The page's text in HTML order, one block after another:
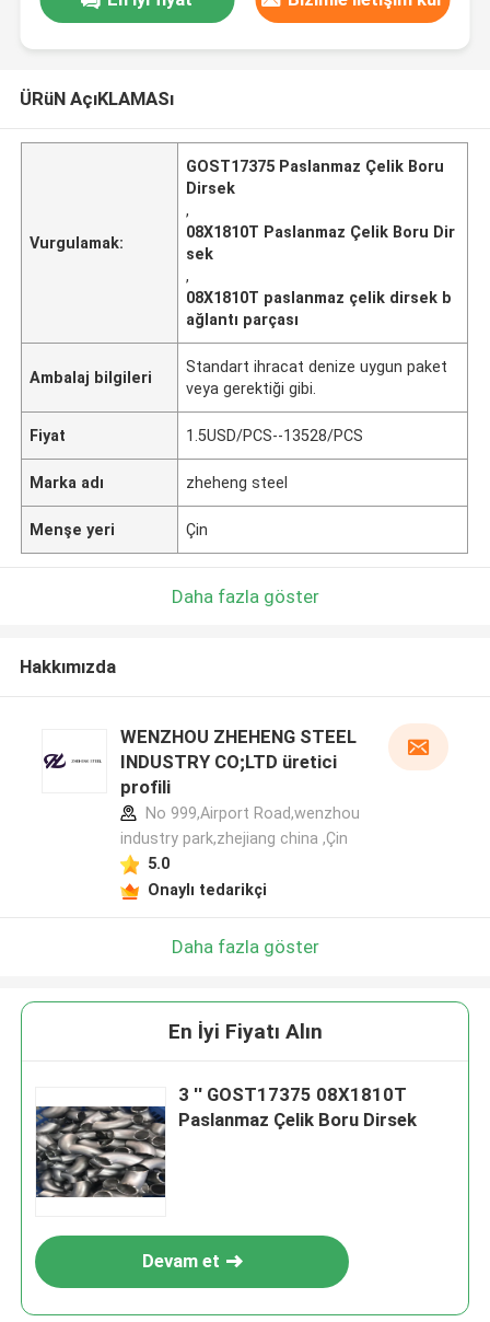
ÜRüN AçıKLAMASı
Vurgulamak:
GOST17375 Paslanmaz Çelik Boru
Dirsek
,
08X1810T Paslanmaz Çelik Boru Dir
sek
,
08X1810T paslanmaz çelik dirsek b
ağlantı parçası
Ambalaj bilgileri
Standart ihracat denize uygun paket
veya gerektiği gibi.
Fiyat 1.5USD/PCS--13528/PCS
Marka adı zheheng steel
Menşe yeri Çin
Daha fazla göster
Hakkımızda
WENZHOU ZHEHENG STEEL
INDUSTRY CO;LTD üretici
profili
No 999,Airport Road,wenzhou
industry park,zhejiang china ,Çin
5.0
Onaylı tedarikçi
Daha fazla göster
En İyi Fiyatı Alın
3 '' GOST17375 08X1810T
Paslanmaz Çelik Boru Dirsek
Devam et